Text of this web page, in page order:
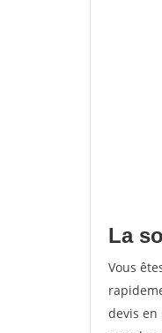
La
Vous
devis en